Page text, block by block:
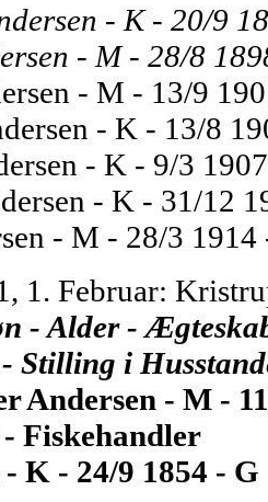
- K - 20/9
- M - 28/8
- M - 13/9
- K - 13/8
- K - 9/3
- K - 31/12
- M - 28/3
1. Februar:
- Alder -
Stilling i
Andersen - M -
Fiskehandler
K - 24/9 1854 -